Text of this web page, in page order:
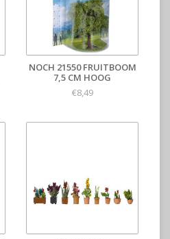
NOCH 21550 FRUITBOOM
7,5 CM HOOG
€8,49